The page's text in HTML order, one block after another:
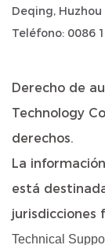
Deqing,
Teléfono: 0086
Derecho de
Technology
derechos.
La
está
jurisdicciones
Technical